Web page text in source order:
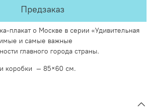
Предзаказ
плакат о Москве в серии «Удивительная
и самые важные
главного города страны.
коробки — 85×60 см.